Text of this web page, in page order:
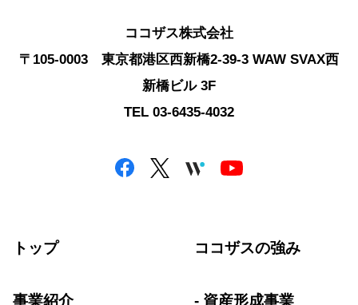
ココザス株式会社
〒105-0003 東京都港区西新橋2-39-3 WAW SVAX西
新橋ビル 3F
TEL 03-6435-4032
トップ ココザスの強み
事業紹介 資産形成事業